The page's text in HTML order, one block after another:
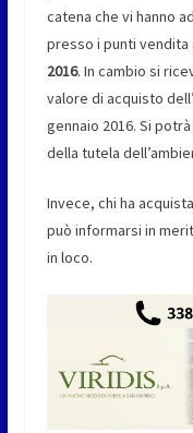
catena che vi hanno
presso i punti vendita
2016. In cambio si
valore di acquisto
gennaio 2016. Si
della tutela
Invece, chi ha
può informarsi in
in loco.